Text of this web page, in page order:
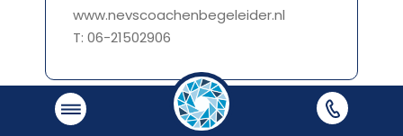
www.nevscoachenbegeleider.nl
T: 06-21502906